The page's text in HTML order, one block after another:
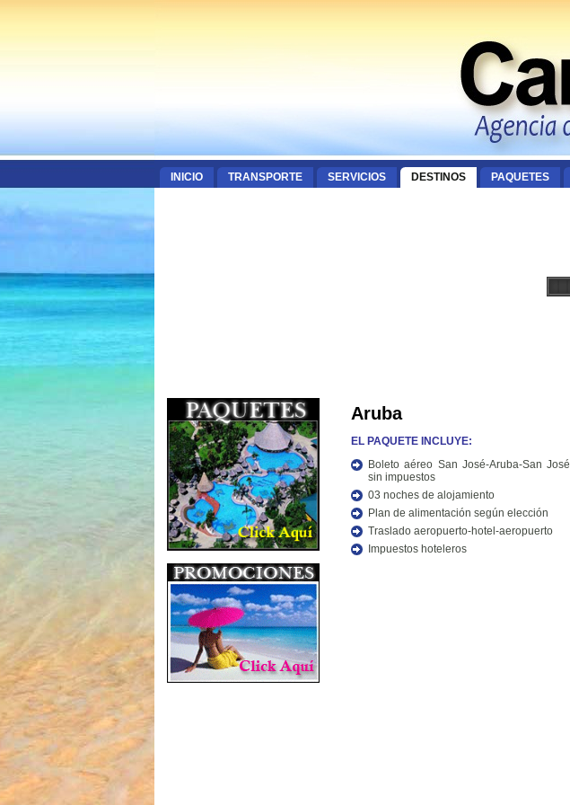
INICIO TRANSPORTE SERVICIOS DESTINOS PAQUETES
Aruba
EL PAQUETE INCLUYE:
Boleto aéreo San José-Aruba-San José
sin impuestos
03 noches de alojamiento
Plan de alimentación según elección
Traslado aeropuerto-hotel-aeropuerto
Impuestos hoteleros